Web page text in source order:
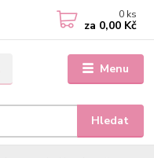
Menu
Hledat
0 ks
za 0,00 Kč